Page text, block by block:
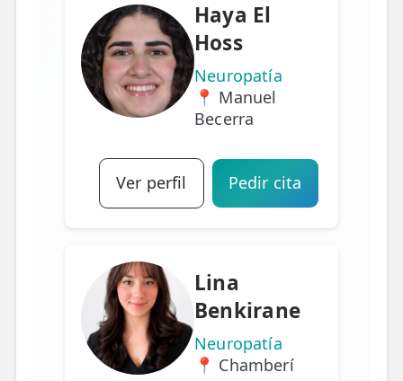
Haya El
Hoss
Neuropatía
📍 Manuel
Becerra
Ver perfil Pedir cita
Lina
Benkirane
Neuropatía
📍 Chamberí